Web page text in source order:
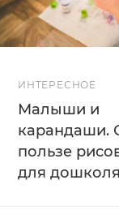
ИНТЕРЕСНОЕ
Малыши и
карандаши.
пользе
для